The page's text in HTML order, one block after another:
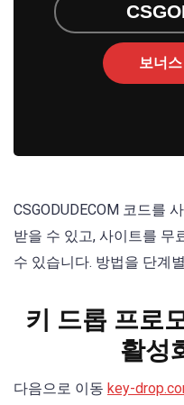
보너
CSGODUDECOM 코드를
받을 수 있고, 사이트를 무
수 있습니다. 방법을 단계
키 드롭 프로
활성
다음으로 이동 key-